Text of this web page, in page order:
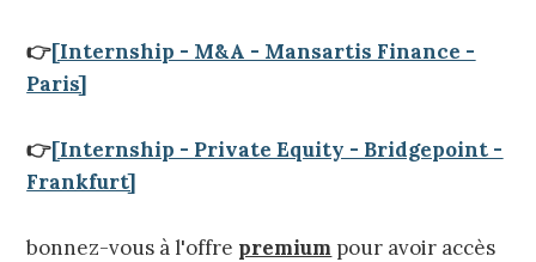
👉[Internship - M&A - Mansartis Finance -
Paris]
👉[Internship - Private Equity - Bridgepoint -
Frankfurt]
bonnez-vous à l'offre premium pour avoir accès